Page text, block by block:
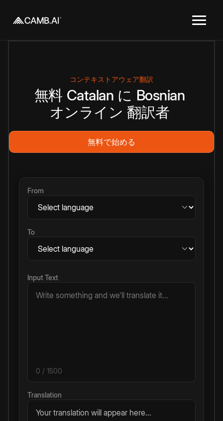
コンテキストアウェア翻訳
無料 Catalan に Bosnian
オンライン 翻訳者
無料で始める
From
To
Input Text
0 / 1500
Translation
Your translation will appear here...